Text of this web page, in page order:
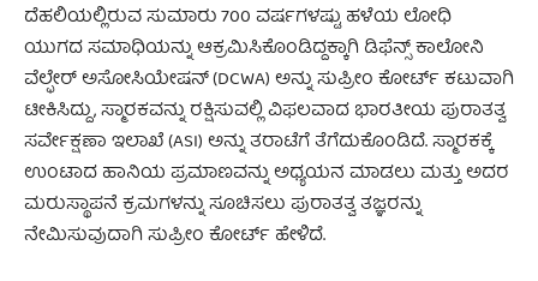
ದೆಹಲಿಯಲ್ಲಿರುವ ಸುಮಾರು 700 ವರ್ಷಗಳಷ್ಟು ಹಳೆಯ ಲೋಧಿ
ಯುಗದ ಸಮಾಧಿಯನ್ನು ಆಕ್ರಮಿಸಿಕೊಂಡಿದ್ದಕ್ಕಾಗಿ ಡಿಫೆನ್ಸ್ ಕಾಲೋನಿ
ವೆಲ್ಫೇರ್ ಅಸೋಸಿಯೇಷನ್ ​​(DCWA) ಅನ್ನು ಸುಪ್ರೀಂ ಕೋರ್ಟ್ ಕಟುವಾಗಿ
ಟೀಕಿಸಿದ್ದು, ಸ್ಮಾರಕವನ್ನು ರಕ್ಷಿಸುವಲ್ಲಿ ವಿಫಲವಾದ ಭಾರತೀಯ ಪುರಾತತ್ವ
ಸರ್ವೇಕ್ಷಣಾ ಇಲಾಖೆ (ASI) ಅನ್ನು ತರಾಟೆಗೆ ತೆಗೆದುಕೊಂಡಿದೆ. ಸ್ಮಾರಕಕ್ಕೆ
ಉಂಟಾದ ಹಾನಿಯ ಪ್ರಮಾಣವನ್ನು ಅಧ್ಯಯನ ಮಾಡಲು ಮತ್ತು ಅದರ
ಮರುಸ್ಥಾಪನೆ ಕ್ರಮಗಳನ್ನು ಸೂಚಿಸಲು ಪುರಾತತ್ವ ತಜ್ಞರನ್ನು
ನೇಮಿಸುವುದಾಗಿ ಸುಪ್ರೀಂ ಕೋರ್ಟ್ ಹೇಳಿದೆ.